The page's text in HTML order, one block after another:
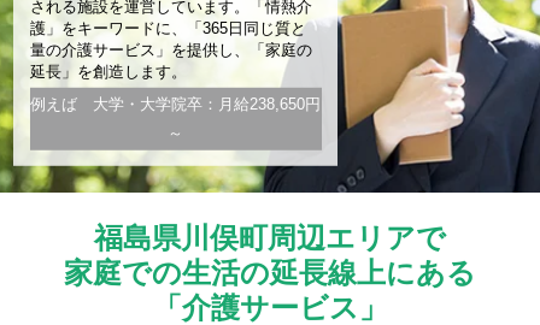
される施設を運営しています。「情熱介
護」をキーワードに、「365日同じ質と
量の介護サービス」を提供し、「家庭の
延長」を創造します。
例えば 大学・大学院卒：月給238,650円
～
福島県川俣町周辺エリアで
家庭での生活の延長線上にある
「介護サービス」